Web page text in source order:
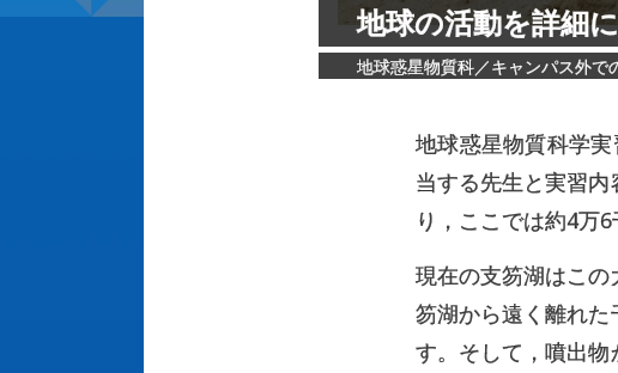
地球の活動を詳細
地球惑星物質科／キャンパス外で
地球惑星物質科学
当する先生と実習
り，ここでは約4万
現在の支笏湖はこ
笏湖から遠く離れ
す。そして，噴出